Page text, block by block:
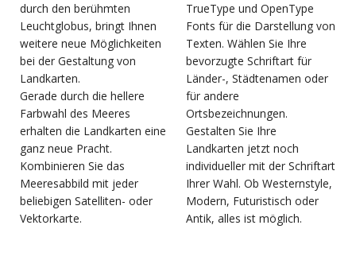
durch den berühmten
Leuchtglobus, bringt Ihnen
weitere neue Möglichkeiten
bei der Gestaltung von
Landkarten.
Gerade durch die hellere
Farbwahl des Meeres
erhalten die Landkarten eine
ganz neue Pracht.
Kombinieren Sie das
Meeresabbild mit jeder
beliebigen Satelliten- oder
Vektorkarte.
TrueType und OpenType
Fonts für die Darstellung von
Texten. Wählen Sie Ihre
bevorzugte Schriftart für
Länder-, Städtenamen oder
für andere
Ortsbezeichnungen.
Gestalten Sie Ihre
Landkarten jetzt noch
individueller mit der Schriftart
Ihrer Wahl. Ob Westernstyle,
Modern, Futuristisch oder
Antik, alles ist möglich.